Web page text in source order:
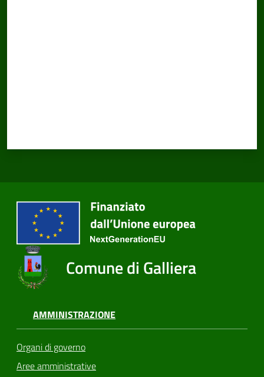
Comune di Galliera
AMMINISTRAZIONE
Organi di governo
Aree amministrative